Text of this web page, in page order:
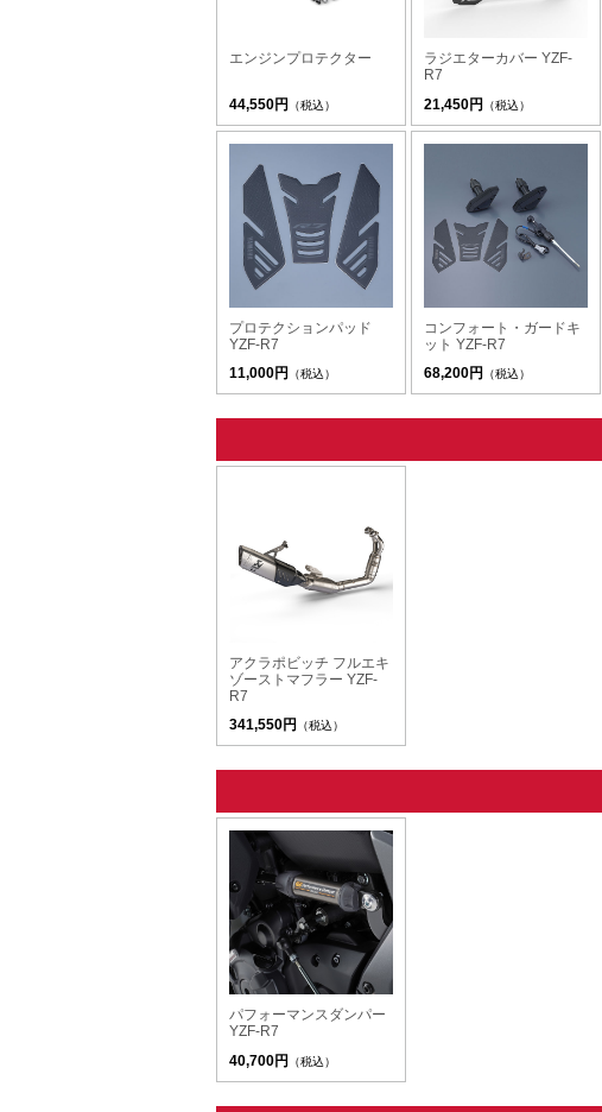
エンジンプロテクター
44,550円 （税込）
ラジエターカバー YZF-
R7
21,450円 （税込）
プロテクションパッド
YZF-R7
11,000円
（税込）
コンフォート・ガードキ
ット YZF-R7
68,200円
（税込）
アクラポビッチ フルエキ
ゾーストマフラー YZF-
R7
341,550円
（税込）
パフォーマンスダンパー
YZF-R7
40,700円 （税込）